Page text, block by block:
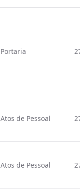
Portaria
Atos de Pessoal
Atos de Pessoal